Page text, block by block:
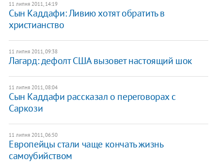
11 липня 2011, 14:19
Сын Каддафи: Ливию хотят обратить в
христианство
11 липня 2011, 09:38
Лагард: дефолт США вызовет настоящий шок
11 липня 2011, 08:04
Сын Каддафи рассказал о переговорах с
Саркози
11 липня 2011, 06:50
Европейцы стали чаще кончать жизнь
самоубийством